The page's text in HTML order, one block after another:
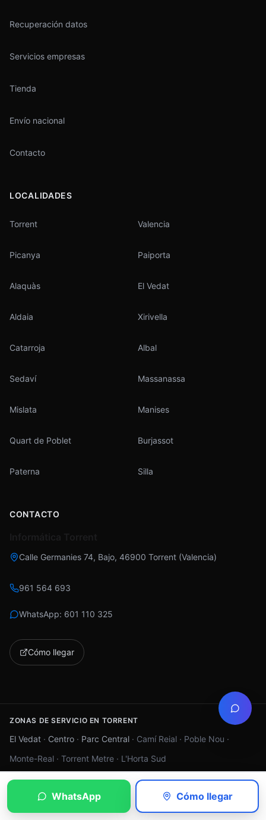
Recuperación datos
Servicios empresas
Tienda
Envío nacional
Contacto
LOCALIDADES
Torrent Valencia
Picanya Paiporta
Alaquàs El Vedat
Aldaia Xirivella
Catarroja Albal
Sedaví Massanassa
Mislata Manises
Quart de Poblet Burjassot
Paterna Silla
CONTACTO
Calle Germanies 74, Bajo, 46900 Torrent (Valencia)
961 564 693
WhatsApp: 601 110 325
Cómo llegar
ZONAS DE SERVICIO EN TORRENT
El Vedat · Centro · Parc Central · Camí Reial · Poble Nou ·
Monte-Real · Torrent Metre · L'Horta Sud
© 2003– 2026Informática Torrent · C/ Germanies 74, 46900 Torrent
Hecho con
WhatsApp Cómo llegar